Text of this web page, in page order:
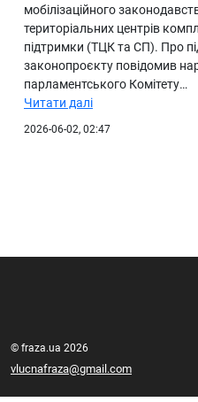
мобілізаційного
територіальних центрів
підтримки (ТЦК та СП). Про
законопроєкту повідомив
парламентського Комітету…
Читати далі
2026-06-02, 02:47
© fraza.ua 2026
vlucnafraza@gmail.com